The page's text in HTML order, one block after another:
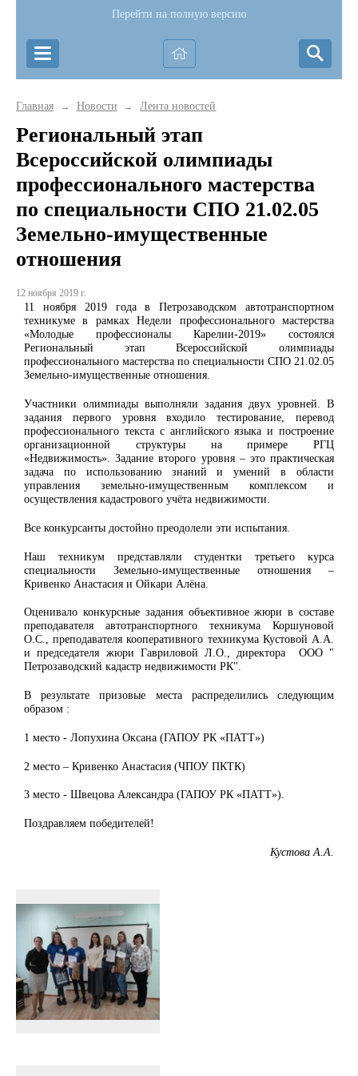
Перейти на полную версию
Главная → Новости → Лента новостей
Региональный этап
Всероссийской олимпиады
профессионального мастерства
по специальности СПО 21.02.05
Земельно-имущественные
отношения
12 ноября 2019 г.
11 ноября 2019 года в Петрозаводском автотранспортном
техникуме в рамках Недели профессионального мастерства
«Молодые профессионалы Карелии-2019» состоялся
Региональный этап Всероссийской олимпиады
профессионального мастерства по специальности СПО 21.02.05
Земельно-имущественные отношения.
Участники олимпиады выполняли задания двух уровней. В
задания первого уровня входило тестирование, перевод
профессионального текста с английского языка и построение
организационной структуры на примере РГЦ
«Недвижимость». Задание второго уровня – это практическая
задача по использованию знаний и умений в области
управления земельно-имущественным комплексом и
осуществления кадастрового учёта недвижимости.
Все конкурсанты достойно преодолели эти испытания.
Наш техникум представляли студентки третьего курса
специальности Земельно-имущественные отношения –
Кривенко Анастасия и Ойкари Алёна.
Оценивало конкурсные задания объективное жюри в составе
преподавателя автотранспортного техникума Коршуновой
О.С., преподавателя кооперативного техникума Кустовой А.А.
и председателя жюри Гавриловой Л.О., директора ООО "
Петрозаводский кадастр недвижимости РК".
В результате призовые места распределились следующим
образом :
1 место - Лопухина Оксана (ГАПОУ РК «ПАТТ»)
2 место – Кривенко Анастасия (ЧПОУ ПКТК)
3 место - Швецова Александра (ГАПОУ РК «ПАТТ»).
Поздравляем победителей!
Кустова А.А.